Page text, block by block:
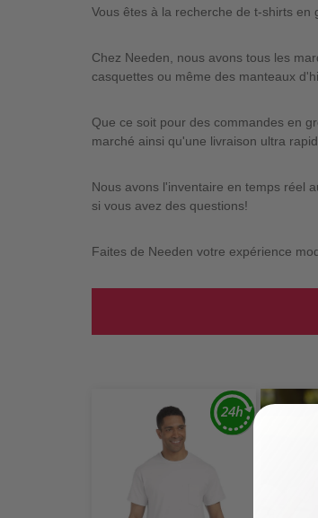
Vous êtes à la recherche de t-shirts
Chez Needen, nous avons tous les
casquettes ou même des manteaux
Que ce soit pour des commandes en
marché ainsi qu'une livraison ultra
Nous avons l'inventaire en temps réel
si vous avez des questions!
Faites de Needen votre expérience